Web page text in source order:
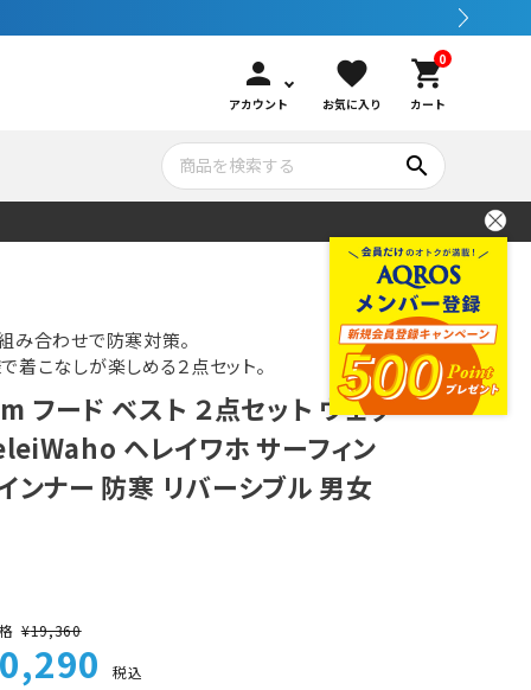
person
アカウント
favorite
お気に入り
0
shopping_cart
カート
水中カメラ機材
メンテナンサービス・交換用パーツ
アウトドア
ブランド紹介
コンセプト
search
み合わせで防寒対策。
着こなしが楽しめる２点セット。
ード ベスト ２点セット ウェッ
ヘレイワホ サーフィン
ンナー 防寒 リバーシブル 男女
¥19,360
税込